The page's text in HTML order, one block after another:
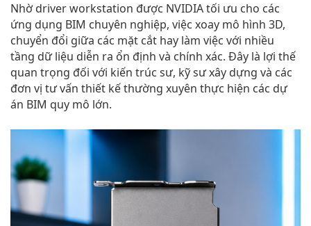
Nhờ driver workstation được NVIDIA tối ưu cho các
ứng dụng BIM chuyên nghiệp, việc xoay mô hình 3D,
chuyển đổi giữa các mặt cắt hay làm việc với nhiều
tầng dữ liệu diễn ra ổn định và chính xác. Đây là lợi thế
quan trọng đối với kiến trúc sư, kỹ sư xây dựng và các
đơn vị tư vấn thiết kế thường xuyên thực hiện các dự
án BIM quy mô lớn.